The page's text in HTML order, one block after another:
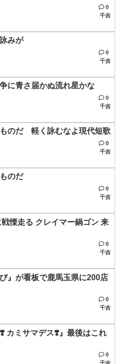
0
千吉
みが
0
千吉
に青さ届かぬ流れ星かな
0
千吉
のだ 軽く詠むなよ現代短歌
0
千吉
のだ
0
千吉
慄走る クレイマー鍋ゴン 来
0
千吉
』が看板で鹿馬玉県に200店
0
千吉
カミサマデス❣️』最後はこれ
0